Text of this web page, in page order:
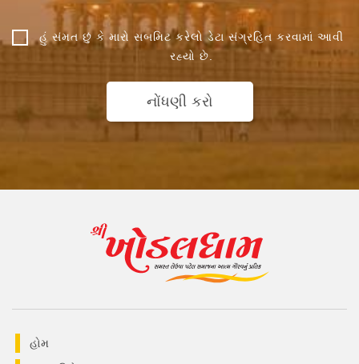
હું સંમત છું કે મારો સબમિટ કરેલો ડેટા સંગ્રહિત કરવામાં આવી
રહ્યો છે.
નોંધણી કરો
હોમ